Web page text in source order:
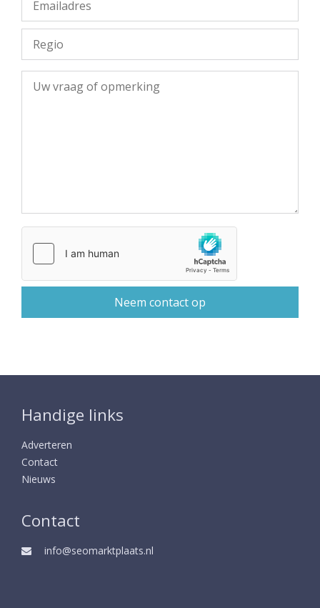
Handige links
Adverteren
Contact
Nieuws
Contact
info@seomarktplaats.nl